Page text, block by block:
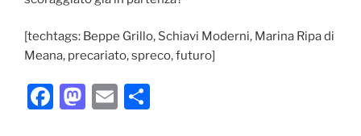
[techtags: Beppe Grillo, Schiavi Moderni, Marina Ripa di
Meana, precariato, spreco, futuro]
F
M E